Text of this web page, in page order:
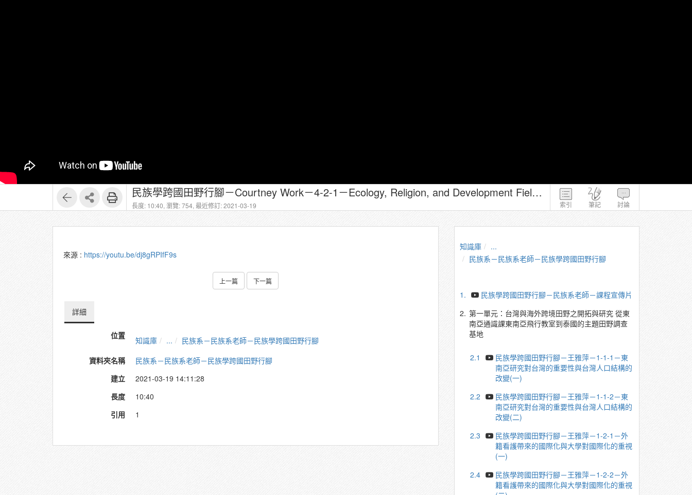
索引 筆記 討論
民族學跨國田野行腳－Courtney Work－4-2-1－Ecology, Religion, and Development Field Sites Aural(1)
長度: 10:40, 瀏覽: 754, 最近修訂: 2021-03-19
來源 : https://youtu.be/dj8gRPIfF9s
上一篇 下一篇
詳細
位置 知識庫 ...
民族系－民族系老師－民族學跨國田野行腳
資料夾名稱
民族系－民族系老師－民族學跨國田野行腳
建立
2021-03-19 14:11:28
長度
10:40
引用
1
知識庫
...
民族系－民族系老師－民族學跨國田野行腳
1.
民族學跨國田野行腳－民族系老師－課程宣傳片
2. 第一單元：台灣與海外跨境田野之開拓與研究 從東
南亞通識課東南亞飛行教室到泰國的主題田野調查
基地
2.1
民族學跨國田野行腳－王雅萍－1-1-1－東
南亞研究對台灣的重要性與台灣人口結構的
改變(一)
2.2
民族學跨國田野行腳－王雅萍－1-1-2－東
南亞研究對台灣的重要性與台灣人口結構的
改變(二)
2.3
民族學跨國田野行腳－王雅萍－1-2-1－外
籍看護帶來的國際化與大學對國際化的重視
(一)
2.4
民族學跨國田野行腳－王雅萍－1-2-2－外
籍看護帶來的國際化與大學對國際化的重視